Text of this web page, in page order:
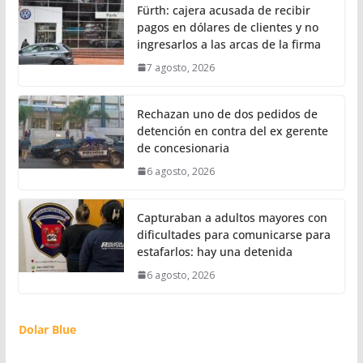
Fürth: cajera acusada de recibir
pagos en dólares de clientes y no
ingresarlos a las arcas de la firma
7 agosto, 2026
Rechazan uno de dos pedidos de
detención en contra del ex gerente
de concesionaria
6 agosto, 2026
Capturaban a adultos mayores con
dificultades para comunicarse para
estafarlos: hay una detenida
6 agosto, 2026
Dolar Blue